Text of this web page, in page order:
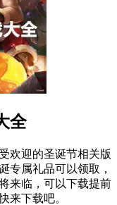
全
欢迎的圣诞节相关版
专属礼品可以领取，
来临，可以下载提前
来下载吧。